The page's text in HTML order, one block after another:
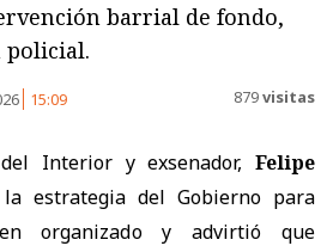
barrial de fondo,
policial.
15:09 879visitas
Interior y exsenador, Felipe
estrategia del Gobierno para
organizado y advirtió que